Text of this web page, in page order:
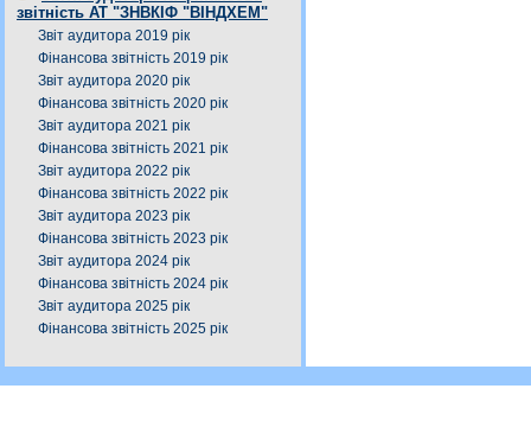
звітність АТ "ЗНВКІФ "ВІНДХЕМ"
Звіт аудитора 2019 рік
Фінансова звітність 2019 рік
Звіт аудитора 2020 рік
Фінансова звітність 2020 рік
Звіт аудитора 2021 рік
Фінансова звітність 2021 рік
Звіт аудитора 2022 рік
Фінансова звітність 2022 рік
Звіт аудитора 2023 рік
Фінансова звітність 2023 рік
Звіт аудитора 2024 рік
Фінансова звітність 2024 рік
Звіт аудитора 2025 рік
Фінансова звітність 2025 рік